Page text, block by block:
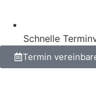
Schnelle
Termin